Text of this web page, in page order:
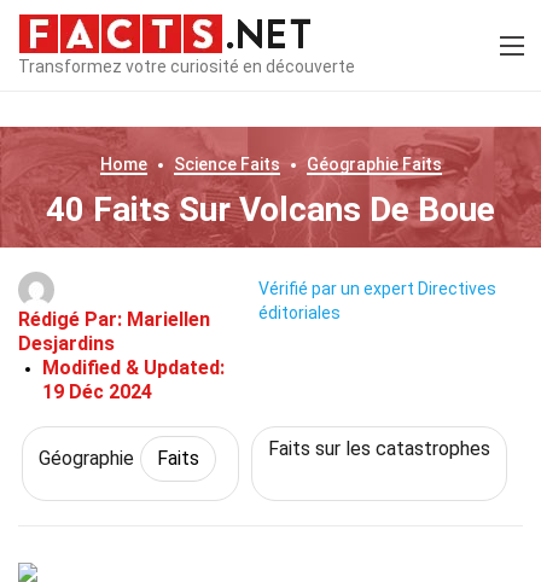
Transformez votre curiosité en découverte
Home ScienceFaits GéographieFaits
40 Faits Sur Volcans De Boue
Rédigé Par: Mariellen
Desjardins
Modified & Updated:
19 Déc 2024
Vérifié par un expert Directives
éditoriales
Géographie Faits Faits sur les catastrophes